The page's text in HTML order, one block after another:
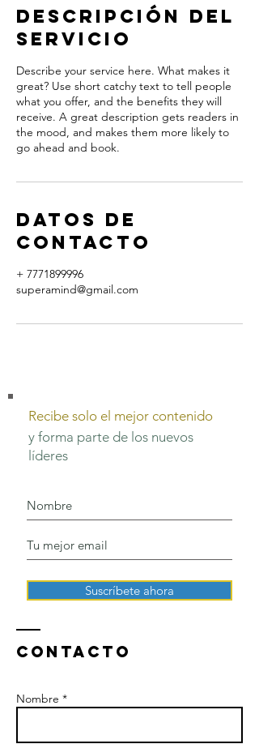
Descripción del
servicio
Describe your service here. What makes it
great? Use short catchy text to tell people
what you offer, and the benefits they will
receive. A great description gets readers in
the mood, and makes them more likely to
go ahead and book.
Datos de
contacto
+ 7771899996
superamind@gmail.com
Recibe solo el mejor contenido
y forma parte de los nuevos
líderes
Suscríbete ahora
Contacto
Nombre *